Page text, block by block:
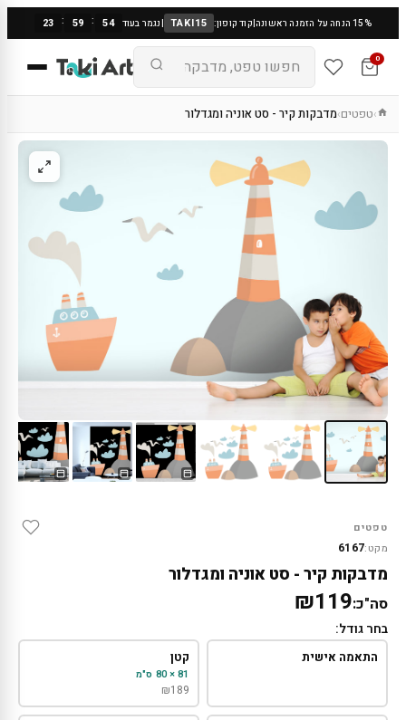
15% הנחה על הזמנה ראשונה |קוד קופון: TAKI15
|נגמר בעוד 23 : 59 : 53
0
›טפטים›מדבקות קיר - סט אוניה ומגדלור
טפטים
מקט:6167
מדבקות קיר - סט אוניה ומגדלור
סה"כ:₪119
בחר גודל:
התאמה אישית קטן
81 × 80 ס"מ
₪189